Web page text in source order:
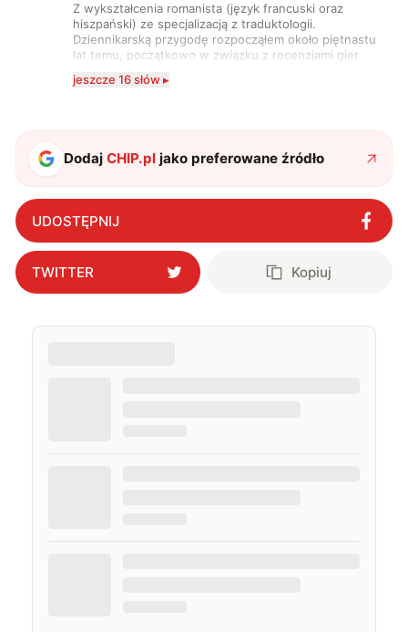
Z wykształcenia romanista (język francuski oraz
hiszpański) ze specjalizacją z traduktologii.
Dziennikarską przygodę rozpocząłem około piętnastu
lat temu, początkowo w związku z recenzjami gier
komputerowych i filmów. Obecnie publikuję
zdecydowanie częściej na tematy związane z nauką
także uprawiać oraz oglądać sport.
jeszcze 16 słów ▸
DodajCHIP.pl jako preferowane źródło
UDOSTĘPNIJ
TWITTER Kopiuj